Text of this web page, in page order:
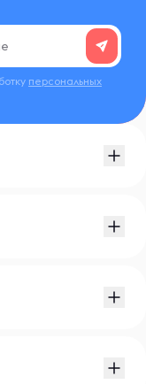
персональных